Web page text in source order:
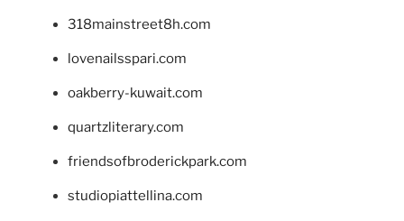
318mainstreet8h.com
lovenailsspari.com
oakberry-kuwait.com
quartzliterary.com
friendsofbroderickpark.com
studiopiattellina.com